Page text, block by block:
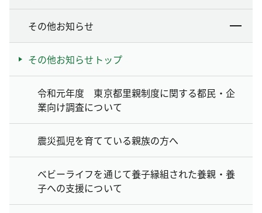
その他お知らせ
その他お知らせトップ
令和元年度 東京都里親制度に関する都民・企
業向け調査について
震災孤児を育てている親族の方へ
ベビーライフを通じて養子縁組された養親・養
子への支援について